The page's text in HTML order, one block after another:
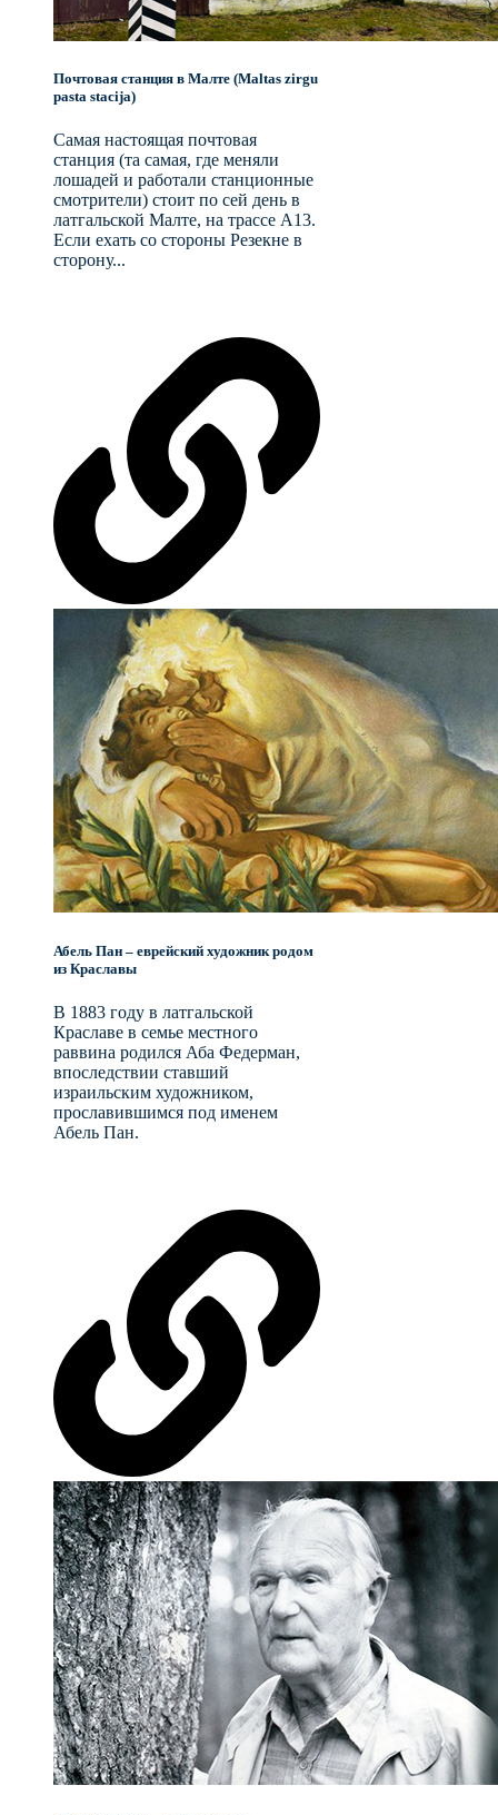
Почтовая станция в Малте (Maltas zirgu
pasta stacija)
Самая настоящая почтовая
станция (та самая, где меняли
лошадей и работали станционные
смотрители) стоит по сей день в
латгальской Малте, на трассе A13.
Если ехать со стороны Резекне в
сторону...
Абель Пан – еврейский художник родом
из Краславы
В 1883 году в латгальской
Краславе в семье местного
раввина родился Аба Федерман,
впоследствии ставший
израильским художником,
прославившимся под именем
Абель Пан.